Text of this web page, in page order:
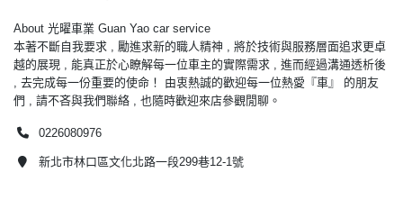
About 光曜車業 Guan Yao car service
本著不斷自我要求 , 勵進求新的職人精神 , 將於技術與服務層面追求更卓
越的展現 , 能真正於心瞭解每一位車主的實際需求 , 進而經過溝通透析後
, 去完成每一份重要的使命！ 由衷熱誠的歡迎每一位熱愛『車』 的朋友
們 , 請不吝與我們聯絡 , 也隨時歡迎來店參觀閒聊。
0226080976
新北市林口區文化北路一段299巷12-1號